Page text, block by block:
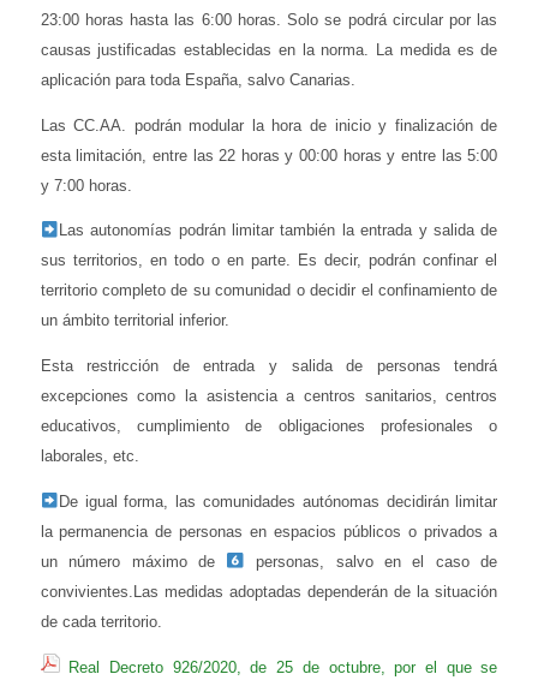
23:00 horas hasta las 6:00 horas. Solo se podrá circular por las
causas justificadas establecidas en la norma. La medida es de
aplicación para toda España, salvo Canarias.
Las CC.AA. podrán modular la hora de inicio y finalización de
esta limitación, entre las 22 horas y 00:00 horas y entre las 5:00
y 7:00 horas.
Las autonomías podrán limitar también la entrada y salida de
sus territorios, en todo o en parte. Es decir, podrán confinar el
territorio completo de su comunidad o decidir el confinamiento de
un ámbito territorial inferior.
Esta restricción de entrada y salida de personas tendrá
excepciones como la asistencia a centros sanitarios, centros
educativos, cumplimiento de obligaciones profesionales o
laborales, etc.
De igual forma, las comunidades autónomas decidirán limitar
la permanencia de personas en espacios públicos o privados a
un número máximo de
personas, salvo en el caso de
convivientes.Las medidas adoptadas dependerán de la situación
de cada territorio.
Real Decreto 926/2020, de 25 de octubre, por el que se